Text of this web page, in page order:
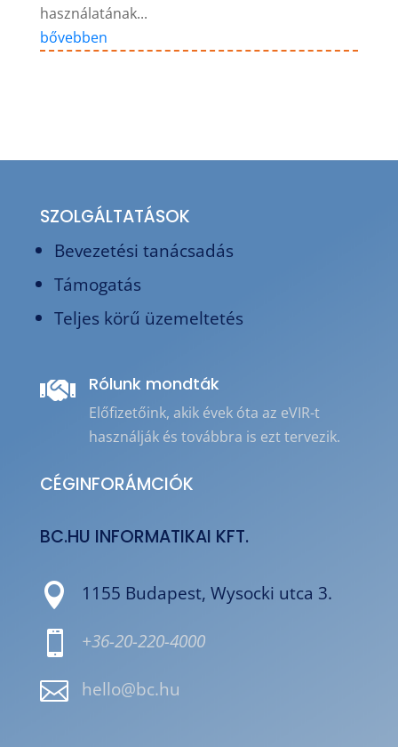
használatának...
bővebben
SZOLGÁLTATÁSOK
Bevezetési tanácsadás
Támogatás
Teljes körű üzemeltetés
 Rólunk mondták
Előfizetőink, akik évek óta az eVIR-t
használják és továbbra is ezt tervezik.
CÉGINFORÁMCIÓK
BC.HU INFORMATIKAI KFT.
 1155 Budapest, Wysocki utca 3.
 +36-20-220-4000
 hello@bc.hu